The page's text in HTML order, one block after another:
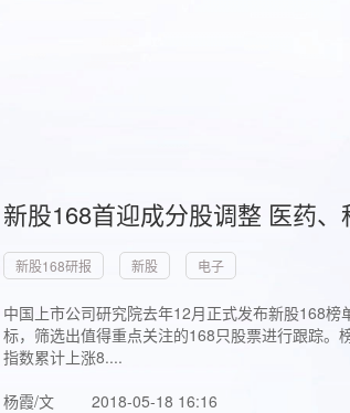
新股168首迎成分股调整 医药
新股168研报 新股 电子
中国上市公司研究院去年12月正式发布新股168
标，筛选出值得重点关注的168只股票进行跟踪
指数累计上涨8....
杨霞/文
2018-05-18 16:16